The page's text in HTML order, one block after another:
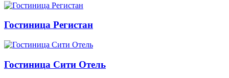
Гостиница Регистан
Гостиница Сити Отель